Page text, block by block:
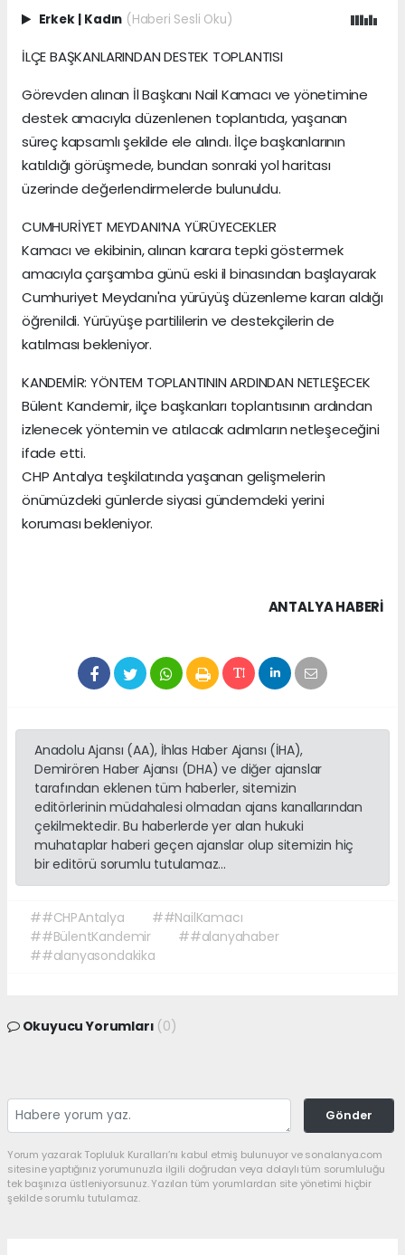
Erkek Kadın (Haberi Sesli Oku)
İLÇE BAŞKANLARINDAN DESTEK TOPLANTISI
Görevden alınan İl Başkanı Nail Kamacı ve yönetimine
destek amacıyla düzenlenen toplantıda, yaşanan
süreç kapsamlı şekilde ele alındı. İlçe başkanlarının
katıldığı görüşmede, bundan sonraki yol haritası
üzerinde değerlendirmelerde bulunuldu.
CUMHURİYET MEYDANI’NA YÜRÜYECEKLER
Kamacı ve ekibinin, alınan karara tepki göstermek
amacıyla çarşamba günü eski il binasından başlayarak
Cumhuriyet Meydanı'na yürüyüş düzenleme kararı aldığı
öğrenildi. Yürüyüşe partililerin ve destekçilerin de
katılması bekleniyor.
KANDEMİR: YÖNTEM TOPLANTININ ARDINDAN NETLEŞECEK
Bülent Kandemir, ilçe başkanları toplantısının ardından
izlenecek yöntemin ve atılacak adımların netleşeceğini
ifade etti.
CHP Antalya teşkilatında yaşanan gelişmelerin
önümüzdeki günlerde siyasi gündemdeki yerini
koruması bekleniyor.
ANTALYA HABERİ
Anadolu Ajansı (AA), İhlas Haber Ajansı (İHA),
Demirören Haber Ajansı (DHA) ve diğer ajanslar
tarafından eklenen tüm haberler, sitemizin
editörlerinin müdahalesi olmadan ajans kanallarından
çekilmektedir. Bu haberlerde yer alan hukuki
muhataplar haberi geçen ajanslar olup sitemizin hiç
bir editörü sorumlu tutulamaz...
##CHPAntalya
##NailKamacı
##BülentKandemir
##alanyahaber
##alanyasondakika
Okuyucu Yorumları (0)
Gönder
Yorum yazarak Topluluk Kuralları’nı kabul etmiş bulunuyor ve sonalanya.com
sitesine yaptığınız yorumunuzla ilgili doğrudan veya dolaylı tüm sorumluluğu
tek başınıza üstleniyorsunuz. Yazılan tüm yorumlardan site yönetimi hiçbir
şekilde sorumlu tutulamaz.